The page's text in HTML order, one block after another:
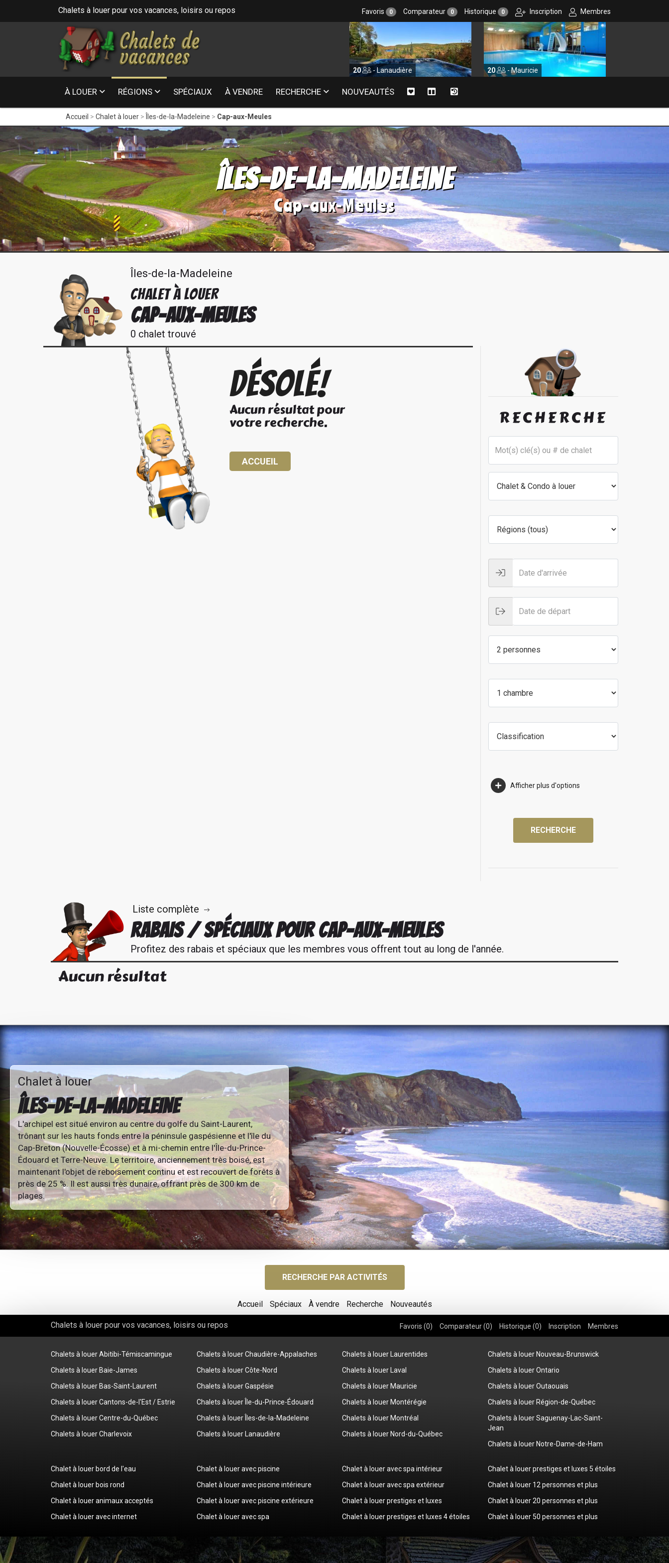
Chalets à louer pour vos vacances, loisirs ou repos Favoris 0 Comparateur 0 Historique 0 Inscription Membres
20 - Mauricie 10 - Centre-du-Québec
À LOUER RÉGIONS SPÉCIAUX À VENDRE RECHERCHE NOUVEAUTÉS
Accueil Chalet à louer Îles-de-la-Madeleine Cap-aux-Meules
Îles-de-la-Madeleine
Cap-aux-Meules
Îles-de-la-Madeleine
CHALET À LOUER
CAP-AUX-MEULES
0 chalet trouvé
Désolé!
Aucun résultat pour
votre recherche.
ACCUEIL
RECHERCHE
Afficher plus d'options
RECHERCHE
Liste complète
RABAIS / SPÉCIAUX POUR CAP-AUX-MEULES
Profitez des rabais et spéciaux que les membres vous offrent tout au long de l'année.
Aucun résultat
Chalet à louer
ÎLES-DE-LA-MADELEINE
L'archipel est situé environ au centre du golfe du Saint-Laurent,
trônant sur les hauts fonds entre la péninsule gaspésienne et l'île du
Cap-Breton (Nouvelle-Écosse) et à mi-chemin entre l'Île-du-Prince-
Édouard et Terre-Neuve. Le territoire, anciennement très boisé, est
maintenant l'objet de reboisement continu et est recouvert de forêts à
près de 25 %. Il est aussi très dunaire, offrant près de 300 km de
plages.
RECHERCHE PAR ACTIVITÉS
Accueil Spéciaux À vendre Recherche Nouveautés
Chalets à louer pour vos vacances, loisirs ou repos Favoris (0) Comparateur (0) Historique (0) Inscription Membres
Chalets à louer Abitibi-Témiscamingue
Chalets à louer Baie-James
Chalets à louer Bas-Saint-Laurent
Chalets à louer Cantons-de-l'Est / Estrie
Chalets à louer Centre-du-Québec
Chalets à louer Charlevoix
Chalets à louer Chaudière-Appalaches
Chalets à louer Côte-Nord
Chalets à louer Gaspésie
Chalets à louer Île-du-Prince-Édouard
Chalets à louer Îles-de-la-Madeleine
Chalets à louer Lanaudière
Chalets à louer Laurentides
Chalets à louer Laval
Chalets à louer Mauricie
Chalets à louer Montérégie
Chalets à louer Montréal
Chalets à louer Nord-du-Québec
Chalets à louer Nouveau-Brunswick
Chalets à louer Ontario
Chalets à louer Outaouais
Chalets à louer Région-de-Québec
Chalets à louer Saguenay-Lac-Saint-
Jean
Chalets à louer Notre-Dame-de-Ham
Chalet à louer bord de l'eau
Chalet à louer bois rond
Chalet à louer animaux acceptés
Chalet à louer avec internet
Chalet à louer avec piscine
Chalet à louer avec piscine intérieure
Chalet à louer avec piscine extérieure
Chalet à louer avec spa
Chalet à louer avec spa intérieur
Chalet à louer avec spa extérieur
Chalet à louer prestiges et luxes
Chalet à louer prestiges et luxes 4 étoiles
Chalet à louer prestiges et luxes 5 étoiles
Chalet à louer 12 personnes et plus
Chalet à louer 20 personnes et plus
Chalet à louer 50 personnes et plus